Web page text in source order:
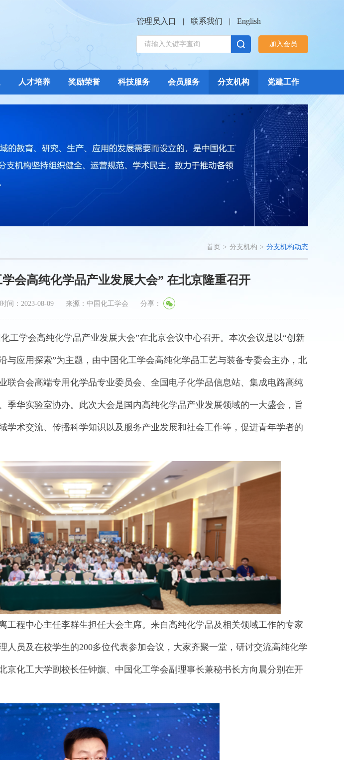
管理员入口 | 联系我们 | English
加入会员
人才培养 奖励荣誉 科技服务 会员服务 分支机构 党建工作
首页 > 分支机构 > 分支机构动态
会高纯化学品产业发展大会” 在北京隆重召开
间：2023-08-09 来源：中国化工学会 分享：
工学会高纯化学品产业发展大会”在北京会议中心召开。本次会议是以“创新
与应用探索”为主题，由中国化工学会高纯化学品工艺与装备专委会主办，北
联合会高端专用化学品专业委员会、全国电子化学品信息站、集成电路高纯
季华实验室协办。此次大会是国内高纯化学品产业发展领域的一大盛会，旨
学术交流、传播科学知识以及服务产业发展和社会工作等，促进青年学者的
工程中心主任李群生担任大会主席。来自高纯化学品及相关领域工作的专家
人员及在校学生的200多位代表参加会议，大家齐聚一堂，研讨交流高纯化学
京化工大学副校长任钟旗、中国化工学会副理事长兼秘书长方向晨分别在开